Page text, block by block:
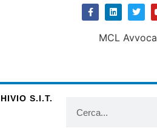
S.I.T.